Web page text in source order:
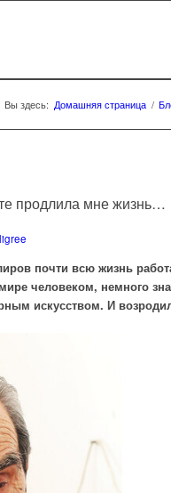
Вы здесь: Домашняя страница /
продлила мне жизнь…
почти всю жизнь
человеком, немного
искусством. И